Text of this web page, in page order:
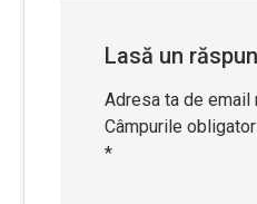
Lasă un
Adresa ta de email
Câmpurile
*